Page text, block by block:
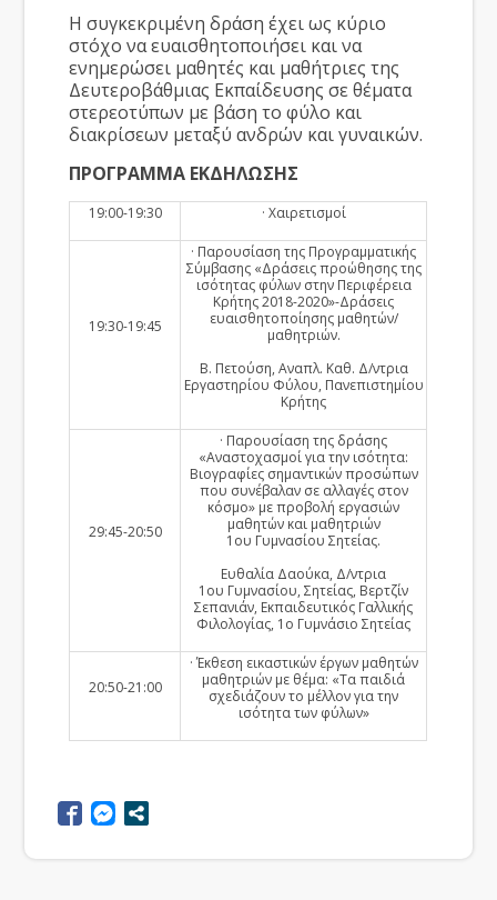
Η συγκεκριμένη δράση έχει ως κύριο
στόχο να ευαισθητοποιήσει και να
ενημερώσει μαθητές και μαθήτριες της
Δευτεροβάθμιας Εκπαίδευσης σε θέματα
στερεοτύπων με βάση το φύλο και
διακρίσεων μεταξύ ανδρών και γυναικών.
ΠΡΟΓΡΑΜΜΑ ΕΚΔΗΛΩΣΗΣ
19:00-19:30 · Χαιρετισμοί
19:30-19:45
· Παρουσίαση της Προγραμματικής
Σύμβασης «Δράσεις προώθησης της
ισότητας φύλων στην Περιφέρεια
Κρήτης 2018-2020»-Δράσεις
ευαισθητοποίησης μαθητών/
μαθητριών.
Β. Πετούση, Αναπλ. Καθ. Δ/ντρια
Εργαστηρίου Φύλου, Πανεπιστημίου
Κρήτης
29:45-20:50
· Παρουσίαση της δράσης
«Αναστοχασμοί για την ισότητα:
Βιογραφίες σημαντικών προσώπων
που συνέβαλαν σε αλλαγές στον
κόσμο» με προβολή εργασιών
μαθητών και μαθητριών
1ου Γυμνασίου Σητείας.
Ευθαλία Δαούκα, Δ/ντρια
1ου Γυμνασίου, Σητείας, Βερτζίν
Σεπανιάν, Εκπαιδευτικός Γαλλικής
Φιλολογίας, 1ο Γυμνάσιο Σητείας
20:50-21:00
· Έκθεση εικαστικών έργων μαθητών
μαθητριών με θέμα: «Τα παιδιά
σχεδιάζουν το μέλλον για την
ισότητα των φύλων»